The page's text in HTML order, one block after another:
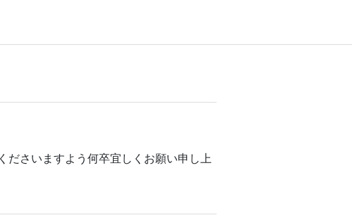
ださいますよう何卒宜しくお願い申し上